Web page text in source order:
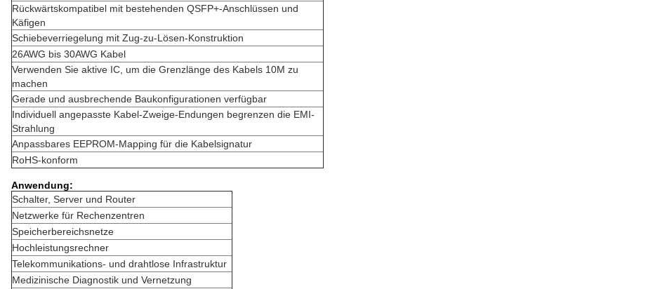
Rückwärtskompatibel mit bestehenden QSFP+-Anschlüssen und
Käfigen
Schiebeverriegelung mit Zug-zu-Lösen-Konstruktion
26AWG bis 30AWG Kabel
Verwenden Sie aktive IC, um die Grenzlänge des Kabels 10M zu
machen
Gerade und ausbrechende Baukonfigurationen verfügbar
Individuell angepasste Kabel-Zweige-Endungen begrenzen die EMI-
Strahlung
Anpassbares EEPROM-Mapping für die Kabelsignatur
RoHS-konform
Anwendung:
Schalter, Server und Router
Netzwerke für Rechenzentren
Speicherbereichsnetze
Hochleistungsrechner
Telekommunikations- und drahtlose Infrastruktur
Medizinische Diagnostik und Vernetzung